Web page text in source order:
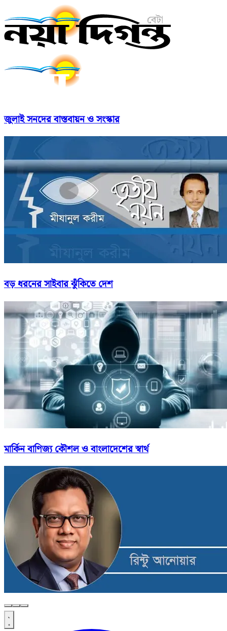
জুলাই সনদের বাস্তবায়ন ও সংস্কার
বড় ধরনের সাইবার ঝুঁকিতে দেশ
মার্কিন বাণিজ্য কৌশল ও বাংলাদেশের স্বার্থ